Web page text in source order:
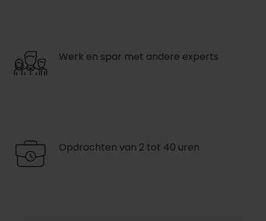
Werk en spar met andere experts
Opdrachten van 2 tot 40 uren